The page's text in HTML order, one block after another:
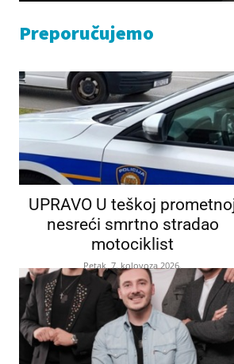
Preporučujemo
UPRAVO U teškoj
nesreći smrtno stradao
motociklist
Petak, 7. kolovoza 2026.